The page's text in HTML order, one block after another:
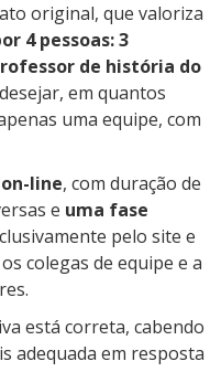
original, que valoriza
4 pessoas: 3
de história do
em quantos
uma equipe, com
line, com duração de
e uma fase
pelo site e
colegas de equipe e a
está correta, cabendo
adequada em resposta